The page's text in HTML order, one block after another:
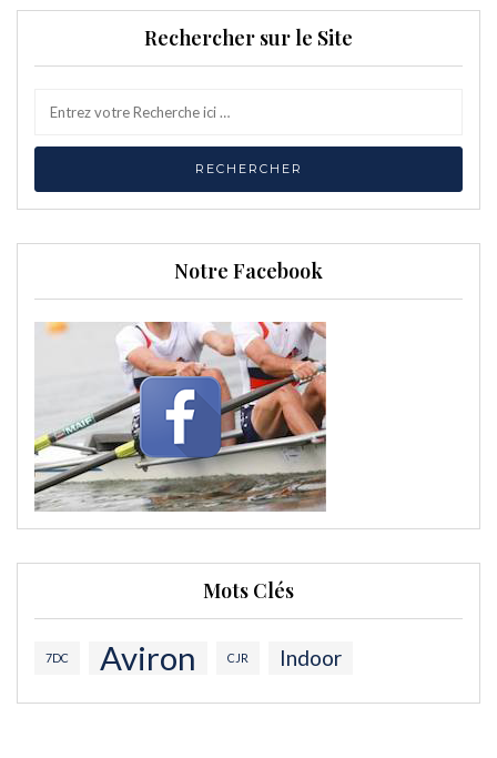
Rechercher sur le Site
Notre Facebook
Mots Clés
7DC Aviron CJR Indoor